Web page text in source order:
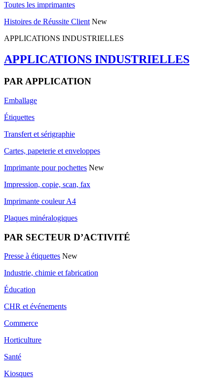
Toutes les imprimantes
Histoires de Réussite Client New
APPLICATIONS INDUSTRIELLES
APPLICATIONS INDUSTRIELLES
PAR APPLICATION
Emballage
Étiquettes
Transfert et sérigraphie
Cartes, papeterie et enveloppes
Imprimante pour pochettes New
Impression, copie, scan, fax
Imprimante couleur A4
Plaques minéralogiques
PAR SECTEUR D’ACTIVITÉ
Presse à étiquettes New
Industrie, chimie et fabrication
Éducation
CHR et événements
Commerce
Horticulture
Santé
Kiosques